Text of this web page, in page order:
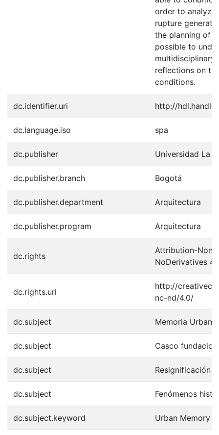
order to analyze
rupture
the planning of
possible to
multidisciplinary
reflections on
conditions.
dc.identifier.uri http://
dc.language.iso spa
dc.publisher Universidad La
dc.publisher.branch Bogotá
dc.publisher.department Arquitectura
dc.publisher.program Arquitectura
dc.rights
Attribution-
NoDerivatives
dc.rights.uri
http://
nc-nd/4.0/
dc.subject Memoria Urbana
dc.subject Casco
dc.subject Resignificación
dc.subject Fenómenos
dc.subject.keyword Urban Memory